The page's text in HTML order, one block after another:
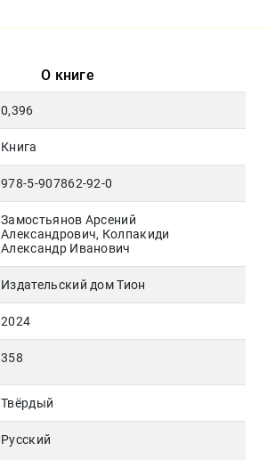
О книге
0,396
Книга
978-5-907862-92-0
Замостьянов Арсений
Александрович, Колпакиди
Александр Иванович
Издательский дом Тион
2024
358
Твёрдый
Русский